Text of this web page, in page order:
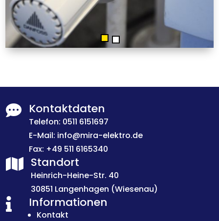
 Kontaktdaten
Telefon: 0511 6151697
E-Mail: info@mira-elektro.de
Fax: +49 511 6165340
 Standort
Heinrich-Heine-Str. 40
30851 Langenhagen (Wiesenau)
 Informationen
Kontakt